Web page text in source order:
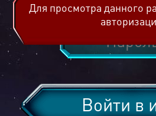
Войти в
Для просмотра данного